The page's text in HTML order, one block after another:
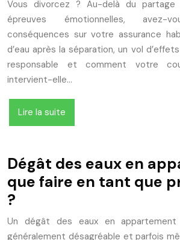
Vous divorcez ? Au-delà du
épreuves émotionnelles, avez-
conséquences sur votre assurance
d’eau après la séparation, un vol
responsable et comment votre
intervient-elle…
Lire la suite
Dégât des eaux en
que faire en tant que
?
Un dégât des eaux en
généralement désagréable et parfois